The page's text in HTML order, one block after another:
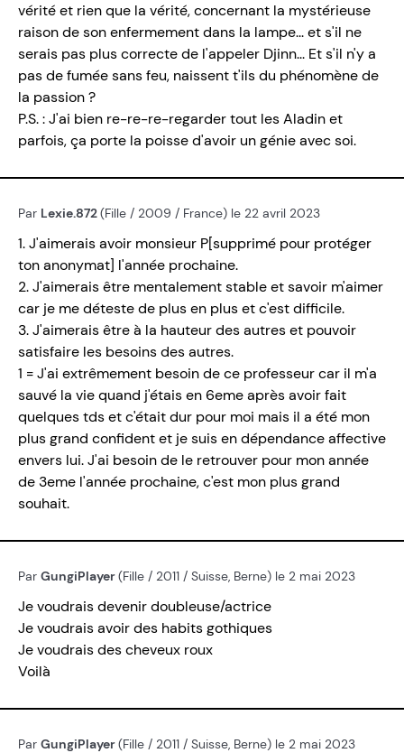
vérité et rien que la vérité, concernant la mystérieuse
raison de son enfermement dans la lampe... et s'il ne
serais pas plus correcte de l'appeler Djinn... Et s'il n'y a
pas de fumée sans feu, naissent t'ils du phénomène de
la passion ?
P.S. : J'ai bien re-re-re-regarder tout les Aladin et
parfois, ça porte la poisse d'avoir un génie avec soi.
Par Lexie.872(Fille / 2009 / France) le 22 avril 2023
1. J'aimerais avoir monsieur P[supprimé pour protéger
ton anonymat] l'année prochaine.
2. J'aimerais être mentalement stable et savoir m'aimer
car je me déteste de plus en plus et c'est difficile.
3. J'aimerais être à la hauteur des autres et pouvoir
satisfaire les besoins des autres.
1 = J'ai extrêmement besoin de ce professeur car il m'a
sauvé la vie quand j'étais en 6eme après avoir fait
quelques tds et c'était dur pour moi mais il a été mon
plus grand confident et je suis en dépendance affective
envers lui. J'ai besoin de le retrouver pour mon année
de 3eme l'année prochaine, c'est mon plus grand
souhait.
Par GungiPlayer(Fille / 2011 / Suisse, Berne) le 2 mai 2023
Je voudrais devenir doubleuse/actrice
Je voudrais avoir des habits gothiques
Je voudrais des cheveux roux
Voilà
Par GungiPlayer(Fille / 2011 / Suisse, Berne) le 2 mai 2023